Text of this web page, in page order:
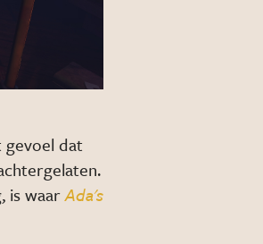
gevoel dat
is waarAda's